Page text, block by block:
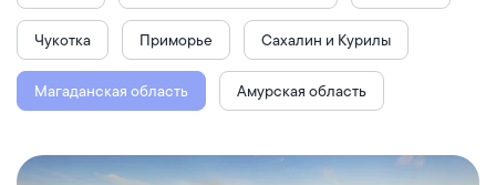
Чукотка Приморье Сахалин и Курилы
Магаданская область Амурская область